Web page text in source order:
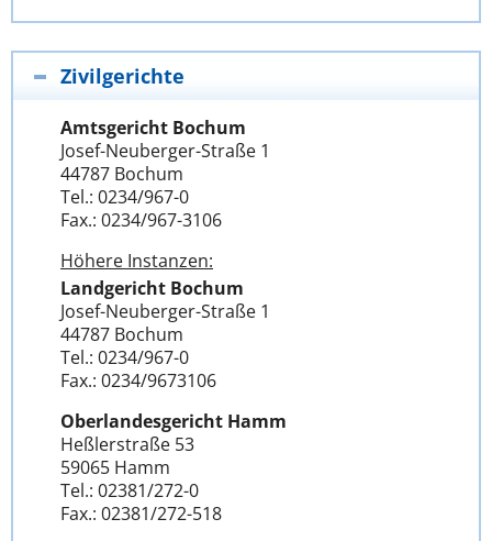
Zivilgerichte
Amtsgericht Bochum
Josef-Neuberger-Straße 1
44787 Bochum
Tel.: 0234/967-0
Fax.: 0234/967-3106
Höhere Instanzen:
Landgericht Bochum
Josef-Neuberger-Straße 1
44787 Bochum
Tel.: 0234/967-0
Fax.: 0234/9673106
Oberlandesgericht Hamm
Heßlerstraße 53
59065 Hamm
Tel.: 02381/272-0
Fax.: 02381/272-518